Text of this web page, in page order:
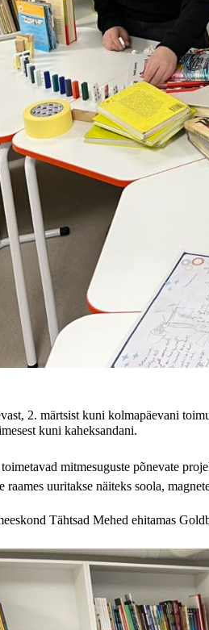
2. märtsist kuni kolmapäevani
kuni kaheksandani.
mitmesuguste põnevate
raames uuritakse näiteks soola,
Tähtsad Mehed ehitamas